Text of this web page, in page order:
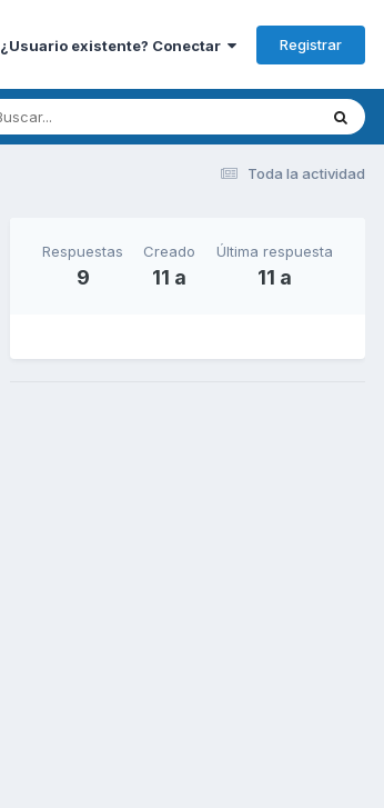
¿Usuario existente? Conectar Registrar
Toda la actividad
Respuestas
9
Creado
11 a
Última respuesta
11 a